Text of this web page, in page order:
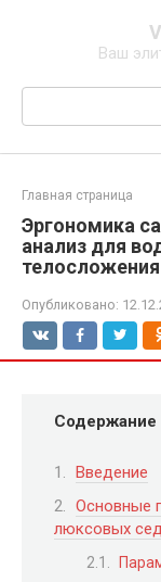
Ваш
Поиск:
Главная страница
Эргономика
анализ для
телосложения
Опубликовано:
Содержание
Введение
Основные
люксовых